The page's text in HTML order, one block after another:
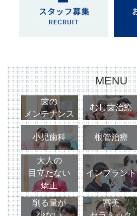
MENU
歯の
メンテナンス
むし歯治療
小児歯科 根管治療
大人の
目立たない
矯正
インプラント
削る量が
審美